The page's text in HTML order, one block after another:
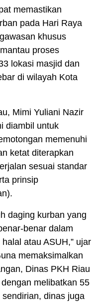
memastikan
pada Hari Raya
khusus
proses
lokasi masjid dan
di wilayah Kota
Mimi Yuliani Nazir
diambil untuk
memenuhi
ketat diterapkan
sesuai standar
prinsip
daging kurban yang
benar dalam
atau ASUH,” ujar
memaksimalkan
Dinas PKH Riau
melibatkan 55
dinas juga